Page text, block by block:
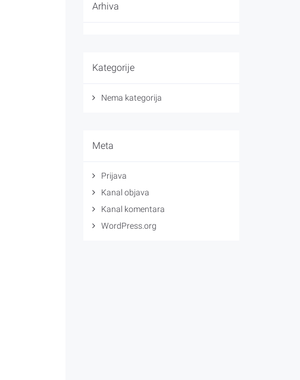
Arhiva
Kategorije
Nema kategorija
Meta
Prijava
Kanal objava
Kanal komentara
WordPress.org